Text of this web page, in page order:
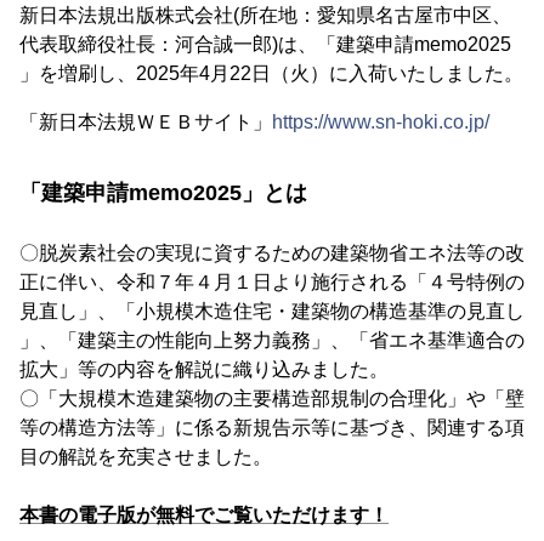
新日本法規出版株式会社(所在地：愛知県名古屋市中区、
代表取締役社長：河合誠一郎)は、「建築申請memo2025
」を増刷し、2025年4月22日（火）に入荷いたしました。
「新日本法規ＷＥＢサイト」 https://www.sn-hoki.co.jp/
「建築申請memo2025」とは
〇脱炭素社会の実現に資するための建築物省エネ法等の改
正に伴い、令和７年４月１日より施行される「４号特例の
見直し」、「小規模木造住宅・建築物の構造基準の見直し
」、「建築主の性能向上努力義務」、「省エネ基準適合の
拡大」等の内容を解説に織り込みました。
〇「大規模木造建築物の主要構造部規制の合理化」や「壁
等の構造方法等」に係る新規告示等に基づき、関連する項
目の解説を充実させました。
本書の電子版が無料でご覧いただけます！